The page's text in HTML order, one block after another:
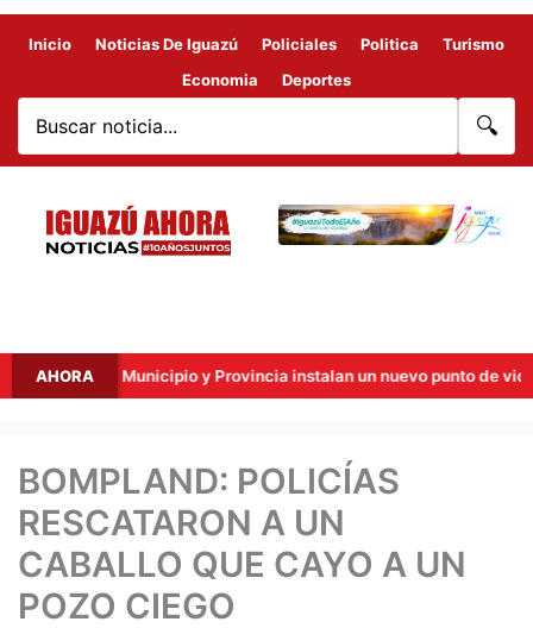
Inicio Noticias De Iguazú Policiales Politica
Turismo
Economia
Deportes
🔍
AHORA
Municipio y Provincia instalan un nuevo punto de
BOMPLAND: POLICÍAS
RESCATARON A UN
CABALLO QUE CAYO A UN
POZO CIEGO